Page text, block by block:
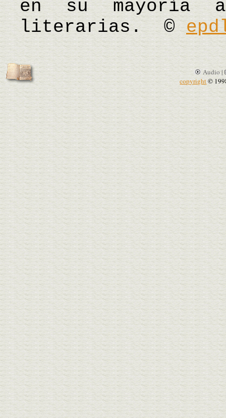
en su mayoría
literarias. ©
Audio |
copyright©